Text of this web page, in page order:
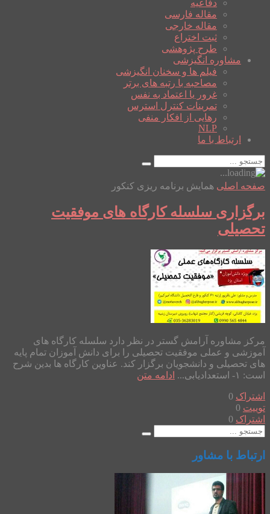
دفاعیه
مقاله فارسی
مقاله خارجی
ثبت اختراع
طرح پژوهشی
مشاوره انگیزشی
فیلم ها و سخنان انگیزشی
مصاحبه با رتبه های برتر
غرور یا اعتماد به نفس
تمرینات کنترل استرس
رهایی از افکار منفی
NLP
ارتباط با ما
صفحه اصلی همایش برنامه ریزی کنکور
برگزاری سلسله کارگاه های موفقیت
تحصیلی
مرکز مشاوره آرامش گستر در نظر دارد سلسله کارگاه های
آموزشی و عملی موفقیت تحصیلی را برای دانش آموزان تمام پایه
های تحصیلی و دانشجویان برگزار کند. عناوین کارگاه ها بدین شرح
است: ۱- استعدادیابی...
ادامه متن
اشتراک 0
توییت 0
اشتراک 0
ارتباط با مشاور